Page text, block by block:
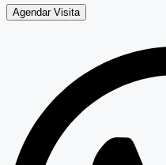
Agendar Visita